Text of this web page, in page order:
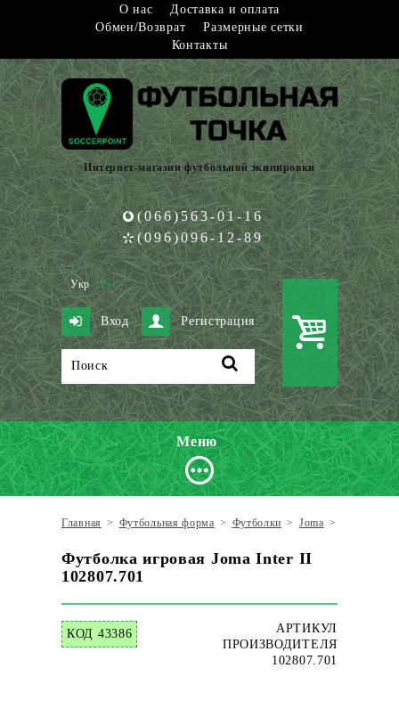
О нас
Доставка и оплата
Обмен/Возврат
Размерные сетки
Контакты
Интернет-магазин футбольной экипировки
(066)563-01-16
(096)096-12-89
Укр Рус
Вход Регистрация
Меню
Главная > Футбольная форма > Футболки > Joma >
Футболка игровая Joma Inter II
102807.701
КОД 43386
АРТИКУЛ
ПРОИЗВОДИТЕЛЯ
102807.701